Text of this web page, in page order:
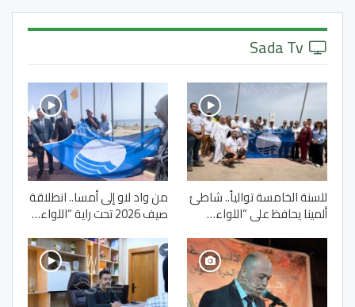
للسنة الخامسة توالياً.. شاطئ
ألمينا يحافظ على “اللواء…
من واد لاو إلى أمسا.. انطلاقة
صيف 2026 تحت راية “اللواء…